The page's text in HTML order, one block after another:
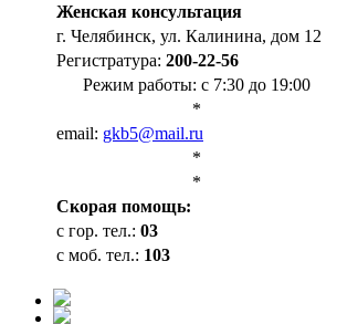
Женская консультация
г. Челябинск, ул. Калинина, дом 12
Регистратура: 200-22-56
Режим работы: с 7:30 до 19:00
*
email: gkb5@mail.ru
*
*
Cкорая помощь:
с гор. тел.: 03
с моб. тел.: 103